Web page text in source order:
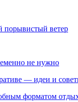
порывистый ветер
не нужно
— идеи и
форматом